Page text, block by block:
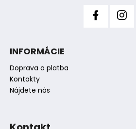
INFORMÁCIE
Doprava a platba
Kontakty
Nájdete nás